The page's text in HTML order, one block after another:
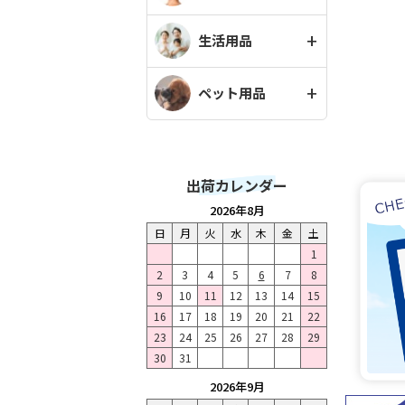
生活用品
ペット用品
出荷カレンダー
2026年8月
日 月 火 水 木 金
土
1
2
3 4 5 6 7
8
9
10 11 12 13 14
15
16
17 18 19 20 21
22
23
24 25 26 27 28
29
30
31
2026年9月